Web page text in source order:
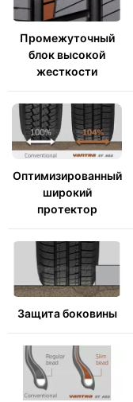
Промежуточный
блок высокой
жесткости
Оптимизированный
широкий
протектор
Защита боковины